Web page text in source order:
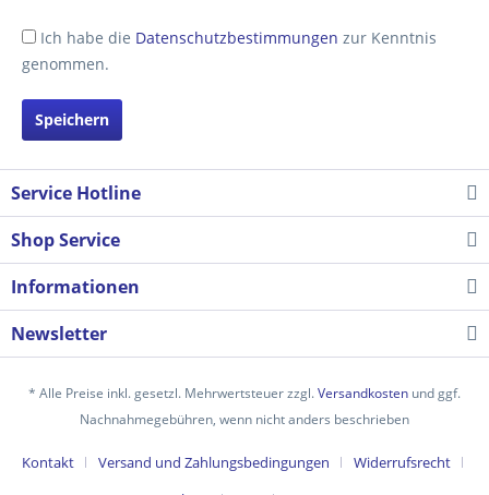
Ich habe die Datenschutzbestimmungen zur Kenntnis
genommen.
Speichern
Service Hotline
Shop Service
Informationen
Newsletter
* Alle Preise inkl. gesetzl. Mehrwertsteuer zzgl.Versandkosten und ggf.
Nachnahmegebühren, wenn nicht anders beschrieben
Kontakt Versand und Zahlungsbedingungen
Widerrufsrecht